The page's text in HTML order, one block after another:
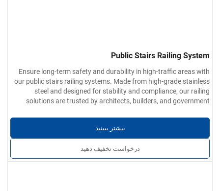
Public Stairs Railing System
Ensure long-term safety and durability in high-traffic areas with
our public stairs railing systems. Made from high-grade stainless
steel and designed for stability and compliance, our railing
solutions are trusted by architects, builders, and government
گزینه‌های متریال:فولاد ضد زنگ ۳۰۴ / ۲۰۱ / ۳۱۶ / ۴۳۰
پایان‌کاری سطح:صاف، بدون زگیل و بدون خراش؛ در پرداخت‌های
صنعتی، برس‌خورده یا آینه‌ای صیقلی موجود است.
خدمات سفارشی:قطر لوله، ضخامت دیوار، اتصالات و روش‌های نصب
بیشتر ببینید
درخواست تخفیف دهید